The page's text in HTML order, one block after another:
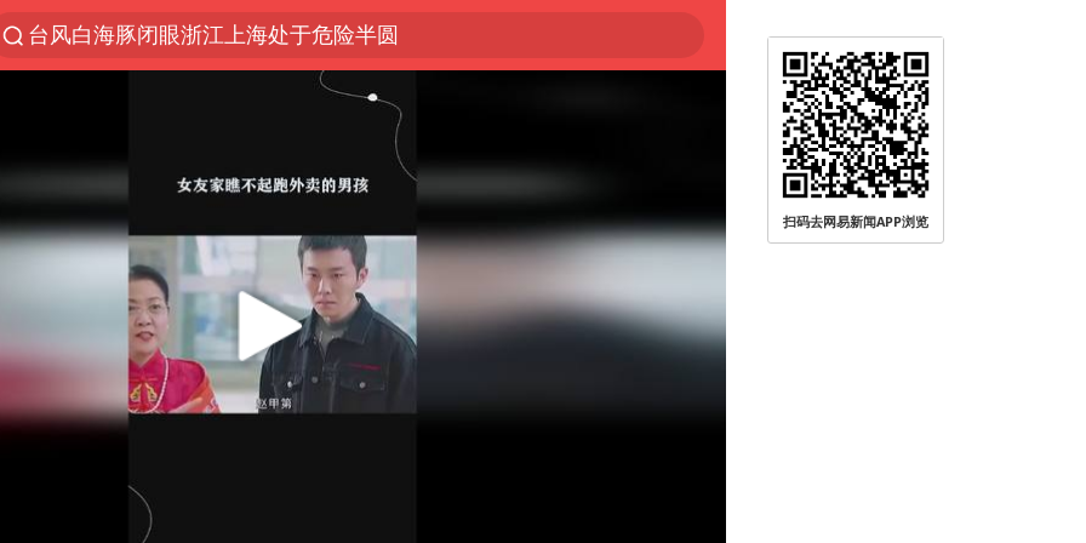
台风白海豚闭眼浙江上海处于危险半圆
“China Cool”火了，老外爱上中国避暑游
张本智和：零封向鹏不意外
浙江海事局启动Ⅰ级防台应急响应
云南一地村民过火把节意外灼伤16人
泰国初中生饮弹自尽前开了26枪
本田首次将整车平台外包给印度企业
用AI造出新病毒意味着什么
上半年国内居民出游人次34.63亿
扫码去网易新闻APP浏览